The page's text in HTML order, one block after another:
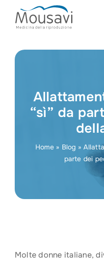
“sì” da
Home» Blog »
parte dei
Molte donne italiane,